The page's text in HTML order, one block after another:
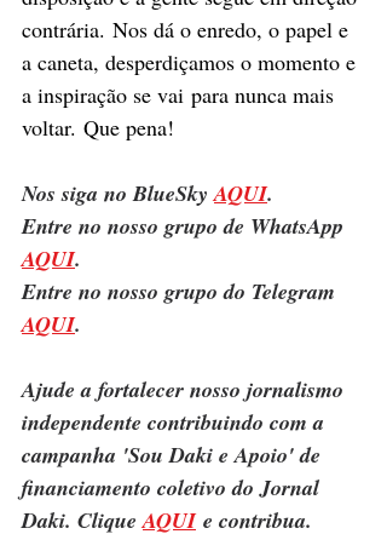
contrária. Nos dá o enredo, o papel e
a caneta, desperdiçamos o momento e
a inspiração se vai para nunca mais
voltar. Que pena!
Nos siga no BlueSky AQUI.
Entre no nosso grupo de WhatsApp
AQUI.
Entre no nosso grupo do Telegram
AQUI.
Ajude a fortalecer nosso jornalismo
independente contribuindo com a
campanha 'Sou Daki e Apoio' de
financiamento coletivo do Jornal
Daki. Clique AQUI e contribua.